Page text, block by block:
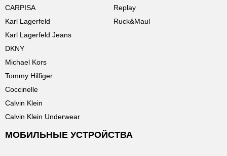
CARPISA
Karl Lagerfeld
Karl Lagerfeld Jeans
DKNY
Michael Kors
Tommy Hilfiger
Coccinelle
Calvin Klein
Calvin Klein Underwear
Replay
Ruck&Maul
МОБИЛЬНЫЕ УСТРОЙСТВА